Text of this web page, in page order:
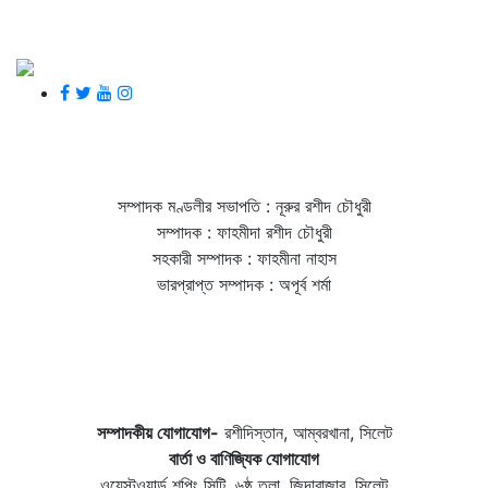
সম্পাদক মণ্ডলীর সভাপতি : নূরুর রশীদ চৌধুরী
সম্পাদক : ফাহমীদা রশীদ চৌধুরী
সহকারী সম্পাদক : ফাহমীনা নাহাস
ভারপ্রাপ্ত সম্পাদক : অপূর্ব শর্মা
সম্পাদকীয় যােগাযোগ- রশীদিস্তান, আম্বরখানা, সিলেট
বার্তা ও বাণিজ্যিক যোগাযােগ